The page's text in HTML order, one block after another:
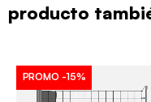
producto
PROMO -15%